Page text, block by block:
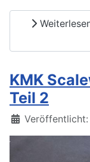
KMK
Teil 2
Details